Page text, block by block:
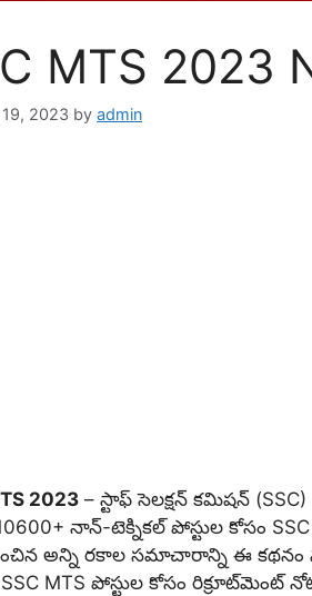
MTS 2023
2023 by admin
2023 – స్టాఫ్ సెలక్షన్ కమిషన్
నాన్-టెక్నికల్ పోస్టుల కోసం
అన్ని రకాల సమాచారాన్ని ఈ కథనం
MTS పోస్టుల కోసం రిక్రూట్‌మెంట్